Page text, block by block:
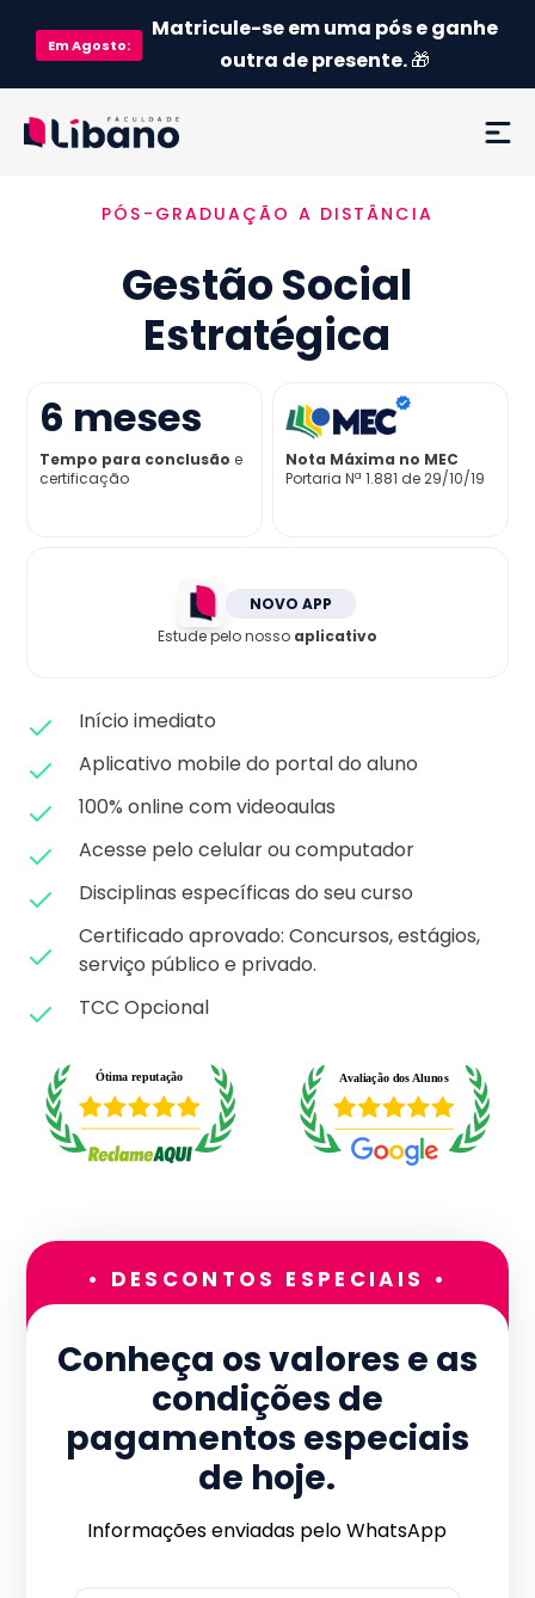
EmAgosto:
Matricule-se em uma pós e ganhe
outra de presente.🎁
Ementa
Como funciona
Credenciamento MEC
Preço
Já sou aluno
PÓS-GRADUAÇÃO A DISTÂNCIA
Gestão Social
Estratégica
6 meses
Tempo para conclusão e
certificação
Nota Máxima no MEC
Portaria Nª 1.881 de 29/10/19
NOVO APP
Estude pelo nosso aplicativo
Início imediato
Aplicativo mobile do portal do aluno
100% online com videoaulas
Acesse pelo celular ou computador
Disciplinas específicas do seu curso
Certificado aprovado: Concursos, estágios,
serviço público e privado.
TCC Opcional
• DESCONTOS ESPECIAIS •
Conheça os valores e as
condições de
pagamentos especiais
de hoje.
Informações enviadas pelo WhatsApp